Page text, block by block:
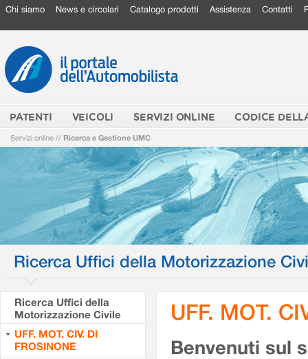
Chi siamo News e circolari Catalogo prodotti Assistenza Contatti
PATENTI VEICOLI SERVIZI ONLINE CODICE
Servizi online // Ricerca e Gestione UMC
Ricerca Uffici della Motorizzazione
Ricerca Uffici della
Motorizzazione Civile
UFF. MOT. CIV. DI
FROSINONE
UFF. MOT.
Benvenuti sul